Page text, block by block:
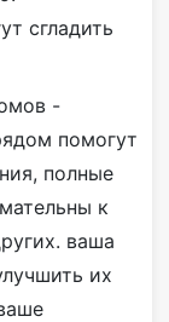
сгладить
-
помогут
полные
к
ваша
их